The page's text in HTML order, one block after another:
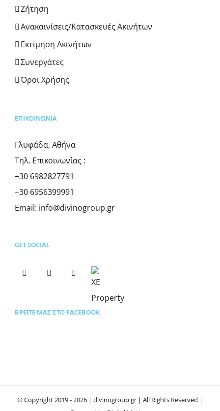
Ζήτηση
Ανακαινίσεις/Κατασκευές Ακινήτων
Εκτίμηση Ακινήτων
Συνεργάτες
Όροι Χρήσης
ΕΠΙΚΟΙΝΩΝΊΑ
Γλυφάδα, Αθήνα
Τηλ. Επικοινωνίας :
+30 6982827791
+30 6956399991
Email: info@divinogroup.gr
GET SOCIAL
ΒΡΕΊΤΕ ΜΑΣ ΣΤΟ FACEBOOK
© Copyright 2019 -2026 | divinogroup.gr | All Rights Reserved |